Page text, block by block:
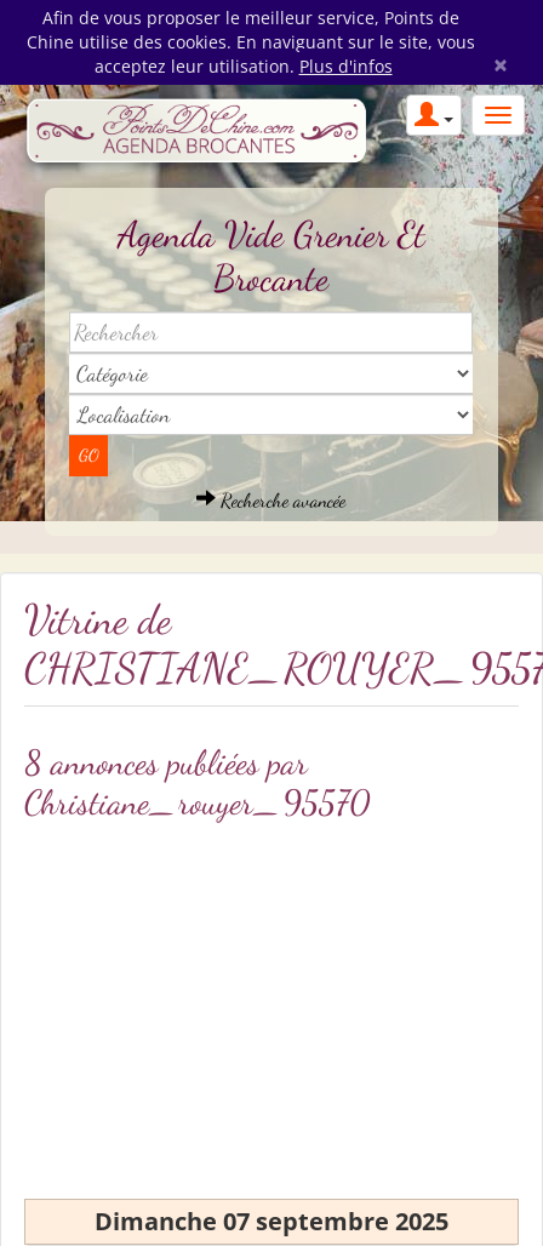
Afin de vous proposer le meilleur service, Points de
Chine utilise des cookies. En naviguant sur le site, vous
acceptez leur utilisation. Plus d'infos ×
Agenda Vide Grenier Et
Brocante
Recherche avancée
Vitrine de
8 annonces publiées par
Christiane_rouyer_95570
Dimanche 07 septembre 2025